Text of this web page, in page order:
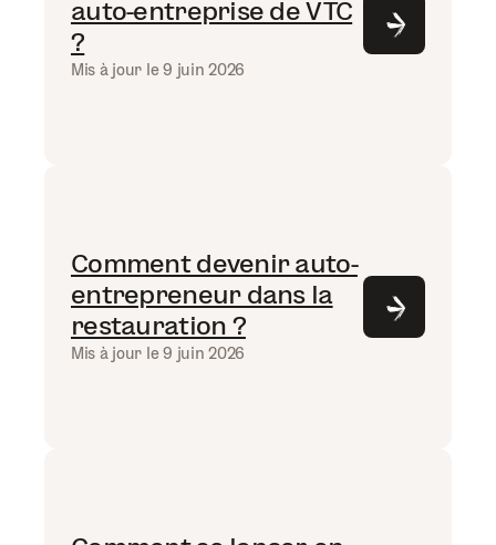
auto-entreprise de VTC
?
Mis à jour le 9 juin 2026
Comment devenir auto-
entrepreneur dans la
restauration ?
Mis à jour le 9 juin 2026